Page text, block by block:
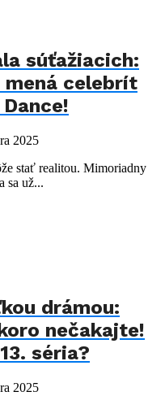
súťažiacich:
mená celebrít
2025
stať realitou. Mimoriadny
sa už...
drámou:
nečakajte!
séria?
2025